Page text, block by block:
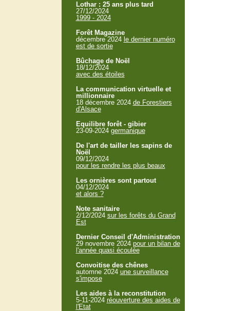
Lothar : 25 ans plus tard
27/12/2024
1999 - 2024
Forêt Magazine
décembre 2024 le dernier numéro
est de sortie
Bûchage de Noël
18/12/2024
avec des étoiles
La communication virtuelle et
millionnaire
18 décembre 2024 de Forestiers
d'Alsace
Equilibre forêt - gibier
23-09-2024 germanique
De l'art de tailler les sapins de
Noël
09/12/2024
pour les rendre les plus beaux
Les ornières sont partout
04/12/2024
et alors ?
Note sanitaire
2/12/2024 sur les forêts du Grand
Est
Dernier Conseil d'Administration
29 novembre 2024 pour un bilan de
l'année quasi écoulée
Convoitise des chênes
automne 2024 une surveillance
s'impose
Les aides à la reconstitution
5-11-2024 réouverture des aides de
l'Etat